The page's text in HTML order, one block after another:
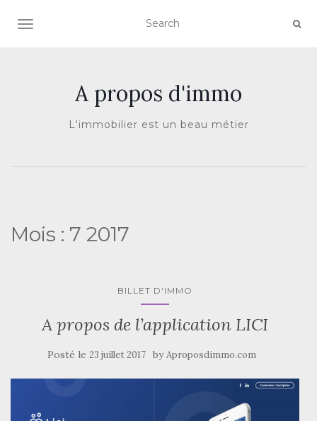
AFFICHER/MASQUER LA NAVIGATION
A propos d'immo
L'immobilier est un beau métier
Mois : 7 2017
BILLET D'IMMO
A propos de l’application LICI
Posté le 23 juillet 2017 byAproposdimmo.com